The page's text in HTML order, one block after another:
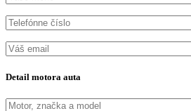
Detail motora auta